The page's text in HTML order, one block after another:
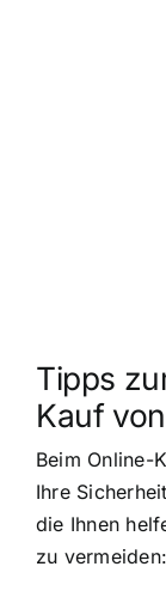
Tipps
Kauf
Beim Online-
Ihre
die Ihnen
zu vermeiden: